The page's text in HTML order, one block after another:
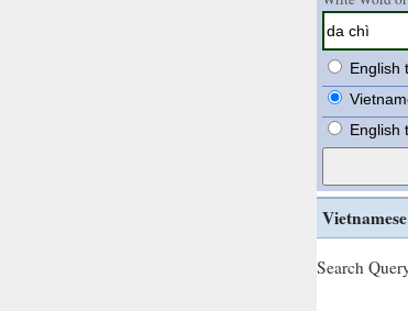
English
English
Search